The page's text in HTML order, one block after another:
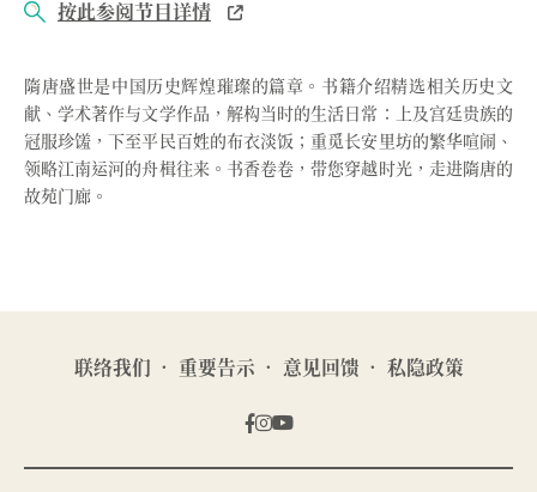
按此参阅节目详情
隋唐盛世是中国历史辉煌璀璨的篇章。书籍介绍精选相关历史文
献、学术著作与文学作品，解构当时的生活日常：上及宫廷贵族的
冠服珍馐，下至平民百姓的布衣淡饭；重觅长安里坊的繁华喧闹、
领略江南运河的舟楫往来。书香卷卷，带您穿越时光，走进隋唐的
故苑门廊。
联络我们 重要告示 意见回馈 私隐政策